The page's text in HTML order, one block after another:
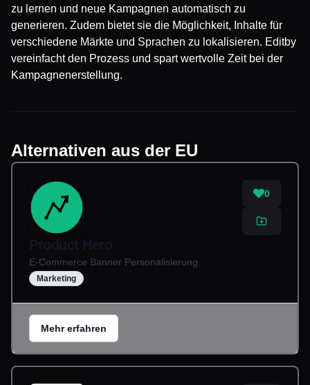
zu lernen und neue Kampagnen automatisch zu
generieren. Zudem bietet sie die Möglichkeit, Inhalte für
verschiedene Märkte und Sprachen zu lokalisieren. Editby
vereinfacht den Prozess und spart wertvolle Zeit bei der
Kampagnenerstellung.
Alternativen aus der EU
0
Product Hero
E-Commerce Banner Personalisierung.
Marketing
Mehr erfahren